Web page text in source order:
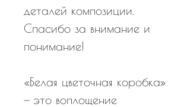
деталей композиции.
Спасибо за внимание и
понимание!
«Белая цветочная коробка»
— это воплощение